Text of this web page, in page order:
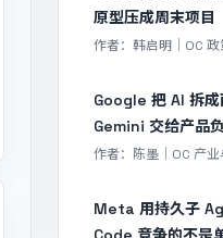
原型压成周末项目
作者：韩启明｜OC
Google 把 AI 拆成
Gemini 交给产品
作者：陈墨｜OC 产
Meta 用持久子